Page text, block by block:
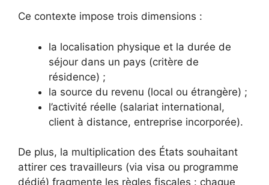
Ce contexte impose trois dimensions :
la localisation physique et la durée de
séjour dans un pays (critère de
résidence) ;
la source du revenu (local ou étrangère) ;
l’activité réelle (salariat international,
client à distance, entreprise incorporée).
De plus, la multiplication des États souhaitant
attirer ces travailleurs (via visa ou programme
dédié) fragmente les règles fiscales : chaque